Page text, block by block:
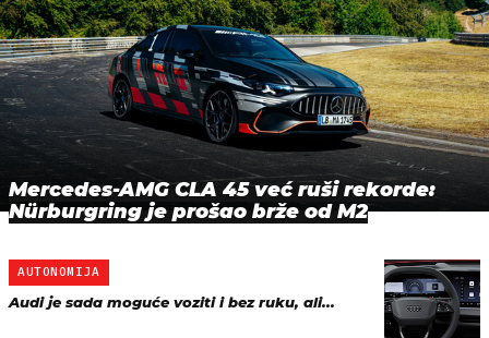
Mercedes-AMG CLA 45 već ruši rekorde:
Nürburgring je prošao brže od M2
AUTONOMIJA
Audi je sada moguće voziti i bez ruku, ali...